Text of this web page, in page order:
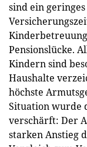
sind ein
Pensionslücke.
Kindern sind
Haushalte
höchste
Situation wurde
verschärft: Der
starken Anstieg